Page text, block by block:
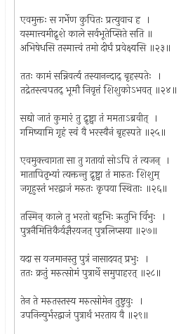
एवमुक्तः स गर्भेण कुपितः प्रत्युवाच ह ।
यस्मात्त्वमीद्रृशे काले सर्वभूतेप्सिते सति ॥
अभिषेधसि तस्मात्त्वं तमो दीर्घं प्रवेक्ष्यसि ॥२३॥
ततः कामं सन्निवर्त्य तस्यानन्दाद् बृहस्पतेः ।
तद्रेतस्त्वपतद् भूमौ निवृत्तं शिशुकोऽभवत् ॥२४॥
सद्यो जातं कुमारं तु द्रृष्ट्वा तं ममताऽब्रवीत् ।
गमिष्यामि गृहं स्वं वै भरस्वैनं बृहस्पते ॥२५॥
एवमुक्त्वागता सा तु गतायां सोऽपि तं त्यजन् ।
मातापितृभ्यां त्यक्तन्तु द्रृष्ट्वा तं मारुतः शिशुम्
जगृहुस्तं भरद्वाजं मरुतः कृपया स्थिताः ॥२६॥
तस्मिन् काले तु भरतो बहुभिः ऋतुभि र्विभुः ।
पुत्रनैमित्तिकैर्यज्ञैरयजत् पुत्रलिप्सया ॥२७॥
यदा स यजमानस्तु पुत्रं नासादयत् प्रभुः ।
ततः क्रतुं मरुत्सोमं पुत्रार्थे समुपाहरत् ॥२८॥
तेन ते मरुतस्तस्य मरुत्सोमेन तुष्टुवुः ।
उपनिन्युर्भरद्वाजं पुत्रार्थं भरताय वै ॥२९॥